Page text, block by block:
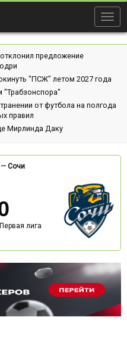
предложение
"ПСЖ" летом 2027 года
"Трабзонспора"
от футбола на полгода
правил
Мирлинда Даку
— Сочи
лига